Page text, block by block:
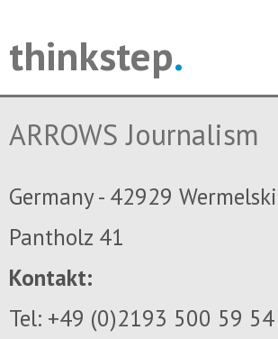
thinkstep.
ARROWS Journalism
Germany - 42929
Pantholz 41
Kontakt:
Tel: +49 (0)2193 500 59 54